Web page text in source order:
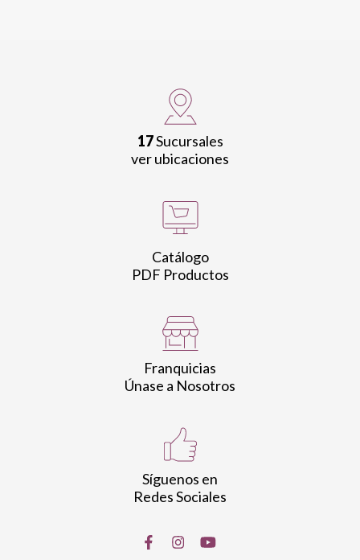
17Sucursales
ver ubicaciones
Catálogo
PDF Productos
Franquicias
Únase a Nosotros
Síguenos en
Redes Sociales